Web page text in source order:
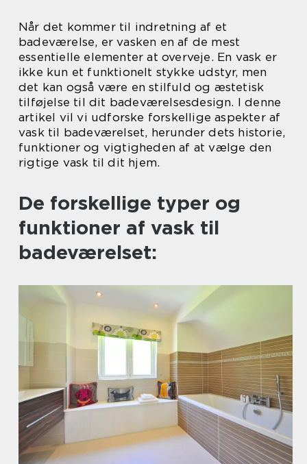
Når det kommer til indretning af et
badeværelse, er vasken en af de mest
essentielle elementer at overveje. En vask er
ikke kun et funktionelt stykke udstyr, men
det kan også være en stilfuld og æstetisk
tilføjelse til dit badeværelsesdesign. I denne
artikel vil vi udforske forskellige aspekter af
vask til badeværelset, herunder dets historie,
funktioner og vigtigheden af at vælge den
rigtige vask til dit hjem.
De forskellige typer og
funktioner af vask til
badeværelset: